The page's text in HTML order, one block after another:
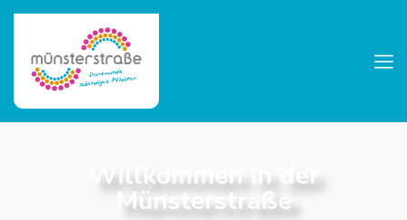
Willkommen in der
Münsterstraße